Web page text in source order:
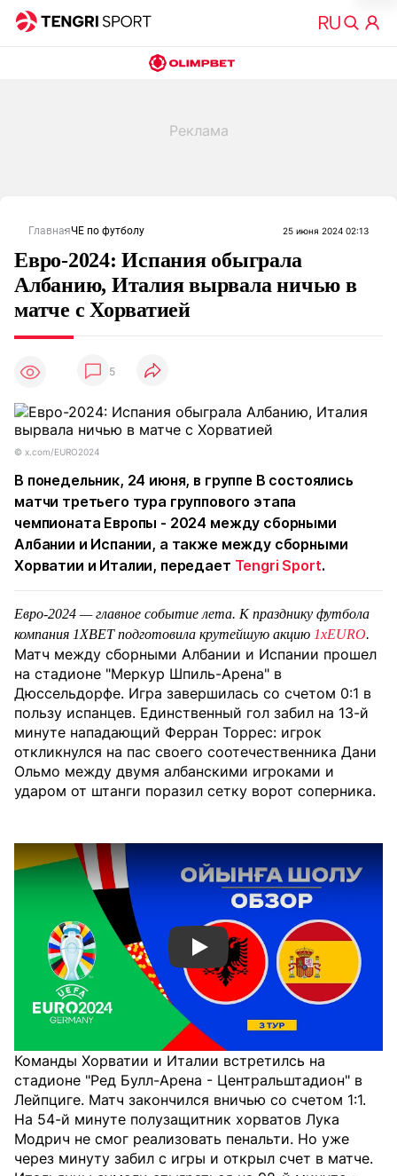
ГлавнаяЧЕ по футболу 25 июня 2024 02:13
Евро-2024: Испания обыграла
Албанию, Италия вырвала ничью в
матче с Хорватией
5
©️ x.com/EURO2024
В понедельник, 24 июня, в группе В состоялись
матчи третьего тура группового этапа
чемпионата Европы - 2024 между сборными
Албании и Испании, а также между сборными
Хорватии и Италии, передает Tengri Sport.
Евро-2024 — главное событие лета. К празднику футбола
компания 1XBET подготовила крутейшую акцию 1xEURO.
Матч между сборными Албании и Испании прошел
на стадионе "Меркур Шпиль-Арена" в
Дюссельдорфе. Игра завершилась со счетом 0:1 в
пользу испанцев. Единственный гол забил на 13-й
минуте нападающий Ферран Торрес: игрок
откликнулся на пас своего соотечественника Дани
Ольмо между двумя албанскими игроками и
ударом от штанги поразил сетку ворот соперника.
Смотреть видео YouTube
Команды Хорватии и Италии встретилсь на
стадионе "Ред Булл-Арена - Центральштадион" в
Лейпциге. Матч закончился вничью со счетом 1:1.
На 54-й минуте полузащитник хорватов Лука
Модрич не смог реализовать пенальти. Но уже
через минуту забил с игры и открыл счет в матче.